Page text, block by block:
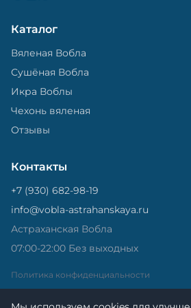
Каталог
Вяленая Вобла
Сушёная Вобла
Икра Воблы
Чехонь вяленая
Отзывы
Контакты
+7 (930) 682-98-19
info@vobla-astrahanskaya.ru
Астраханская Вобла
07:00-22:00 Без выходных
Политика конфиденциальности